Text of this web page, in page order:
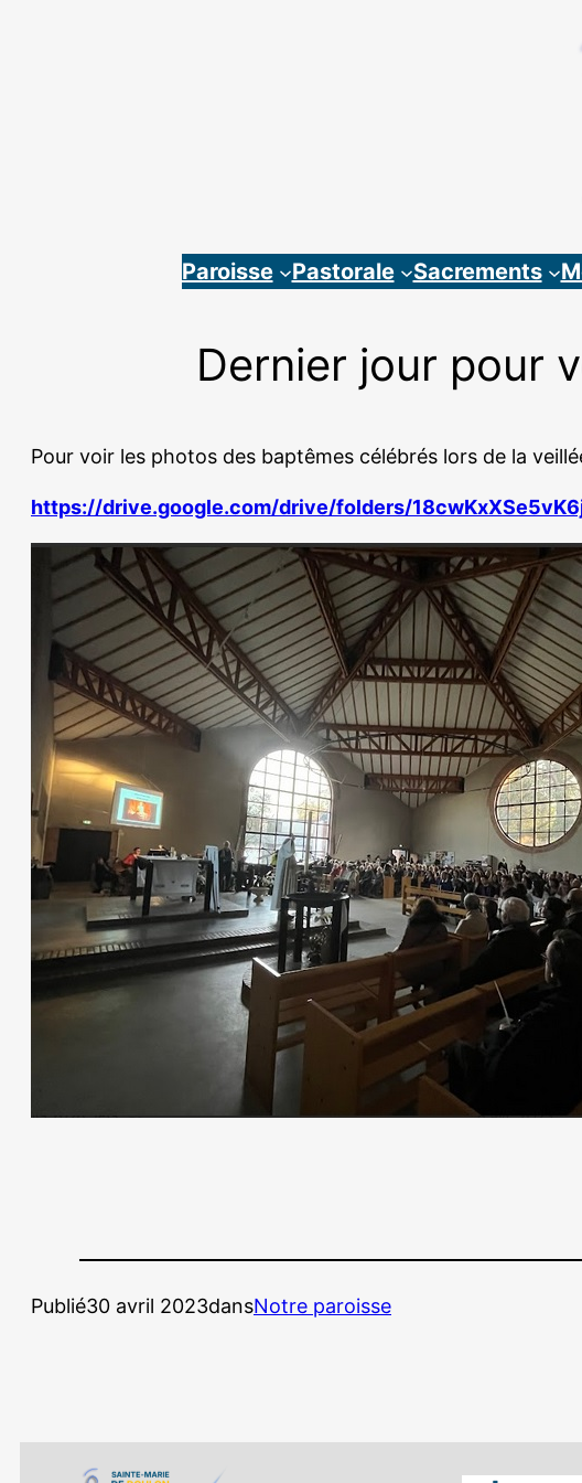
Paroisse Pastorale Sacrements
Dernier jour pour
Pour voir les photos des baptêmes célébrés lors de la
https://drive.google.com/drive/folders/
Publié30 avril 2023dansNotre paroisse